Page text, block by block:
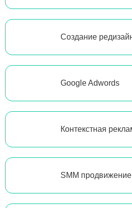
Создание
Google Adwords
Контекстная
SMM продвижение